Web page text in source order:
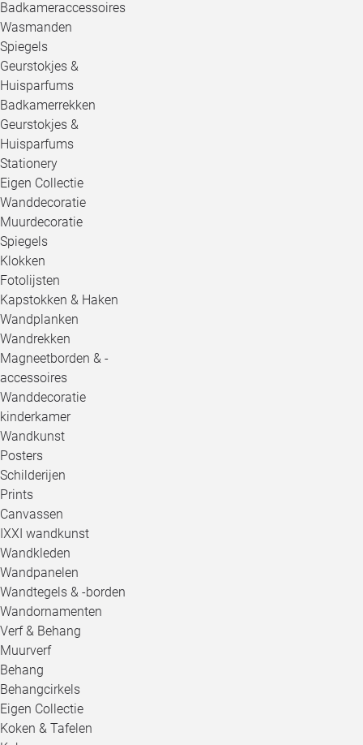
Badkameraccessoires
Wasmanden
Spiegels
Geurstokjes &
Huisparfums
Badkamerrekken
Geurstokjes &
Huisparfums
Stationery
Eigen Collectie
Wanddecoratie
Muurdecoratie
Spiegels
Klokken
Fotolijsten
Kapstokken & Haken
Wandplanken
Wandrekken
Magneetborden & -
accessoires
Wanddecoratie
kinderkamer
Wandkunst
Posters
Schilderijen
Prints
Canvassen
IXXI wandkunst
Wandkleden
Wandpanelen
Wandtegels & -borden
Wandornamenten
Verf & Behang
Muurverf
Behang
Behangcirkels
Eigen Collectie
Koken & Tafelen